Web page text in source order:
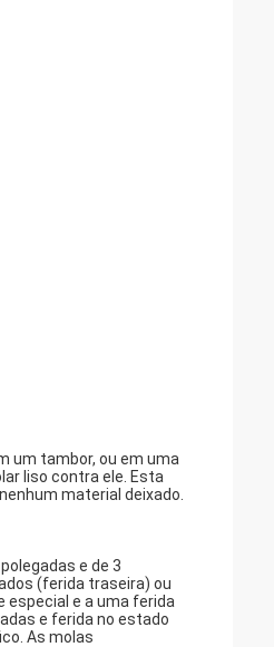
um tambor, ou em uma
liso contra ele. Esta
material deixado.
e de 3
(ferida traseira) ou
especial e a uma ferida
e ferida no estado
As molas